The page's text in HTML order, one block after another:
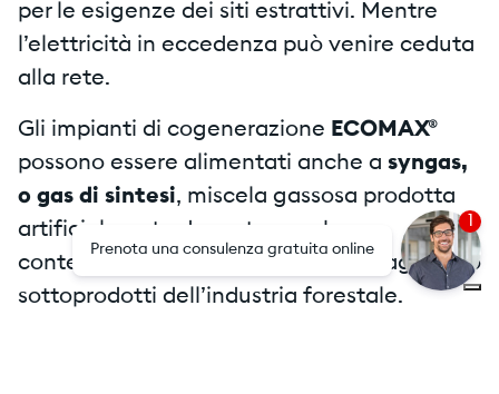
per le esigenze dei siti estrattivi. Mentre
l’elettricità in eccedenza può venire ceduta
alla rete.
Gli impianti di cogenerazione ECOMAX®
possono essere alimentati anche a syngas,
o gas di sintesi, miscela gassosa prodotta
artificialmente da sostanze che
contengono carbonio, come scarti agricoli o
sottoprodotti dell’industria forestale.
Prenota una consulenza gratuita online